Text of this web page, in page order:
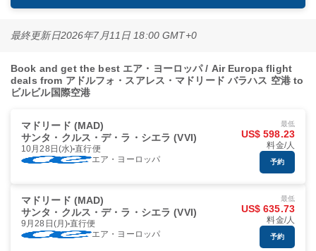
最終更新日2026年7月11日 18:00 GMT+0
Book and get the best エア・ヨーロッパ / Air Europa flight
deals from アドルフォ・スアレス・マドリード バラハス 空港 to
ビルビル国際空港
マドリード (MAD)
サンタ・クルス・デ・ラ・シエラ (VVI)
10月28日(水) 直行便
エア・ヨーロッパ
最低
US$ 598.23
料金/人
予約
マドリード (MAD)
サンタ・クルス・デ・ラ・シエラ (VVI)
9月28日(月) 直行便
エア・ヨーロッパ
最低
US$ 635.73
料金/人
予約